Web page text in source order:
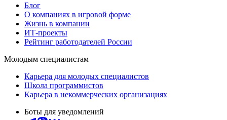
Блог
О компаниях в игровой форме
Жизнь в компании
ИТ-проекты
Рейтинг работодателей России
Молодым специалистам
Карьера для молодых специалистов
Школа программистов
Карьера в некоммерческих организациях
Боты для уведомлений